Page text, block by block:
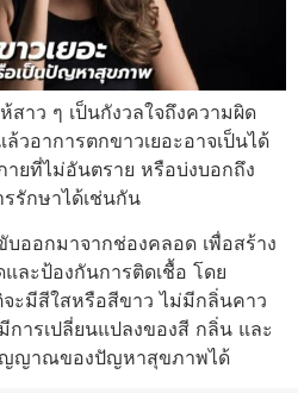
สาว ๆ เป็นกังวลใจถึงความผิด
วอาการตกขาวเยอะอาจเป็นได้
ายที่ไม่อันตราย หรือบ่งบอกถึง
รักษาได้เช่นกัน
ออกมาจากช่องคลอด เพื่อสร้าง
ละป้องกันการติดเชื้อ โดย
ะมีสีใสหรือสีขาว ไม่มีกลิ่นคาว
การเปลี่ยนแปลงของสี กลิ่น และ
ญญาณของปัญหาสุขภาพได้